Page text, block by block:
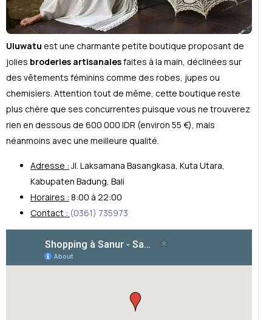
Uluwatu est une charmante petite boutique proposant de
jolies broderies artisanalesfaites à la main, déclinées sur
des vêtements féminins comme des robes, jupes ou
chemisiers. Attention tout de même, cette boutique reste
plus chère que ses concurrentes puisque vous ne trouverez
rien en dessous de 600 000 IDR (environ 55 €), mais
néanmoins avec une meilleure qualité.
Adresse :Jl. Laksamana Basangkasa, Kuta Utara,
Kabupaten Badung, Bali
Horaires : 8:00 à 22:00
Contact : (0361) 735973